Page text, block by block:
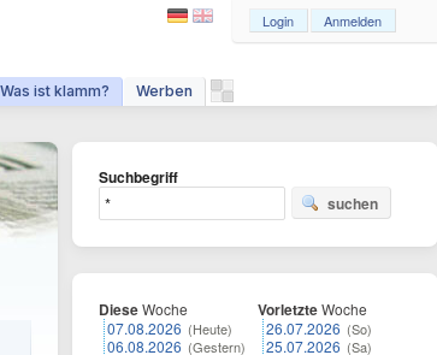
Was ist klamm? Werben
Login Anmelden
Suchbegriff
suchen
DieseWoche
07.08.2026 (Heute)
06.08.2026 (Gestern)
VorletzteWoche
26.07.2026 (So)
25.07.2026 (Sa)